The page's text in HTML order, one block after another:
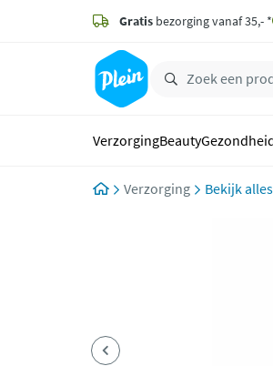
zoeken
hoofdinhoud
Gratis bezorging vanaf 35,- *
VerzorgingBeauty
Verzorging